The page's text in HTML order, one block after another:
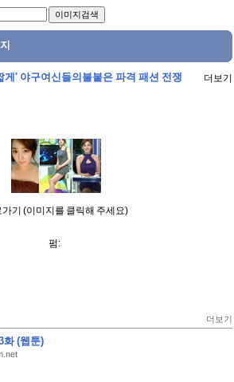
게' 야구여신들의불붙은 파격 패션 전쟁 더보기
가기 (이미지를 클릭해 주세요)
펌:
더보기
화 (웹툰)